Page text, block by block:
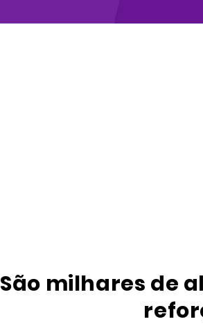
São milhares de